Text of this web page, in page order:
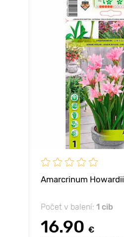
Amarcrinum Howardii
Počet v balení: 1 cib
16.90 €